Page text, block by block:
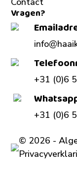
Vragen?
+31 (0)6
+31 (0)6
© 2026 -